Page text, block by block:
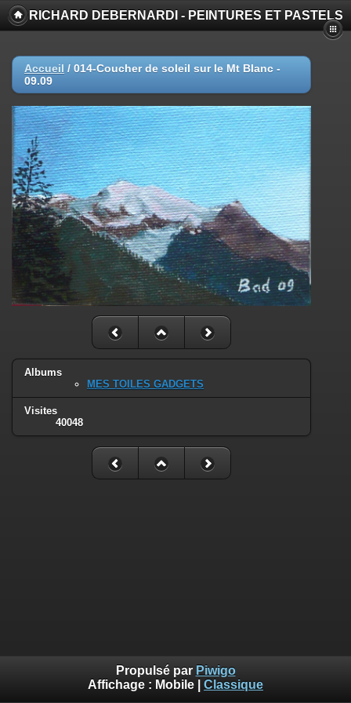
RICHARD DEBERNARDI - PEINTURES ET PASTELS
Accueil / 014-Coucher de soleil sur le Mt Blanc -
09.09
Albums
MES TOILES GADGETS
Visites
40048
Propulsé par Piwigo
Affichage : Mobile Classique